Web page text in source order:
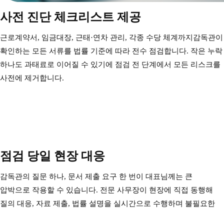
사전 진단 체크리스트 제공
근로계약서, 임금대장, 근태·연차 관리, 각종 수당 체계까지 감독관이
확인하는 모든 서류를 법률 기준에 따라 전수 점검합니다. 작은 누락
하나도 과태료로 이어질 수 있기에
점검 전 단계에서 모든 리스크를
사전에 제거합니다.
점검 당일 현장 대응
감독관의 질문 하나, 문서 제출 요구 한 번이 대표님께는 큰
압박으로 작용할 수 있습니다. 전문 사무장이 현장에 직접 동행해
질의 대응, 자료 제출, 법률 설명을 실시간으로 수행하며 불필요한